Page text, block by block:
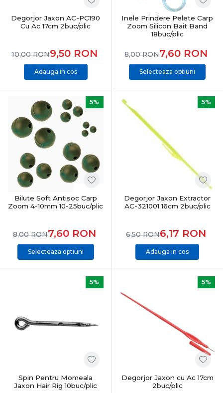
Degorjor Jaxon AC-PC190
Cu Ac 17cm 2buc/plic
9,50 RON
10,00RON
Adauga in cos
Inele Prindere Pelete Carp
Zoom Silicon Bait Band
18buc/plic
7,60 RON
8,00RON
Selecteaza optiuni
5%
Bilute Soft Antisoc Carp
Zoom 4-10mm 10-25buc/plic
7,60 RON
8,00RON
Selecteaza optiuni
5%
Degorjor Jaxon Extractor
AC-321001 16cm 2buc/plic
6,17 RON
6,50RON
Adauga in cos
5%
Spin Pentru Momeala
Jaxon Hair Rig 10buc/plic
5%
Degorjor Jaxon cu Ac 17cm
2buc/plic